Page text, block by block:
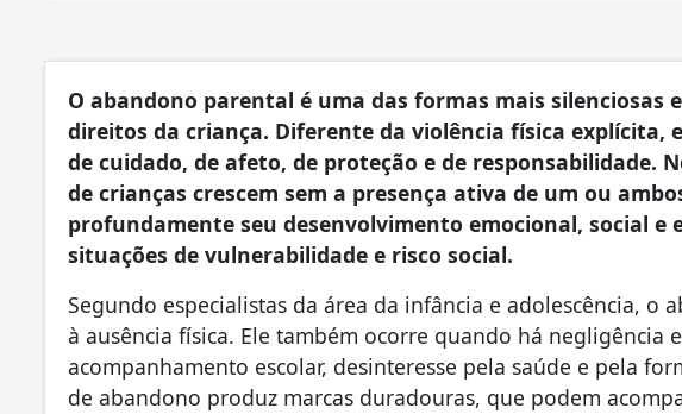
O abandono parental é uma das formas mais silenciosas
direitos da criança. Diferente da violência física explícita,
de cuidado, de afeto, de proteção e de responsabilidade.
de crianças crescem sem a presença ativa de um ou
profundamente seu desenvolvimento emocional, social e
situações de vulnerabilidade e risco social.
Segundo especialistas da área da infância e adolescência, o
à ausência física. Ele também ocorre quando há negligência
acompanhamento escolar, desinteresse pela saúde e pela
de abandono produz marcas duradouras, que podem